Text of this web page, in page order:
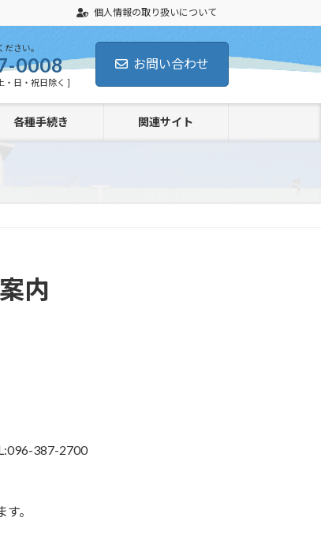
個人情報の取り扱いについて
さい。
0008
・日・祝日除く ]
お問い合わせ
各種手続き 関連サイト
内
387-2700
。